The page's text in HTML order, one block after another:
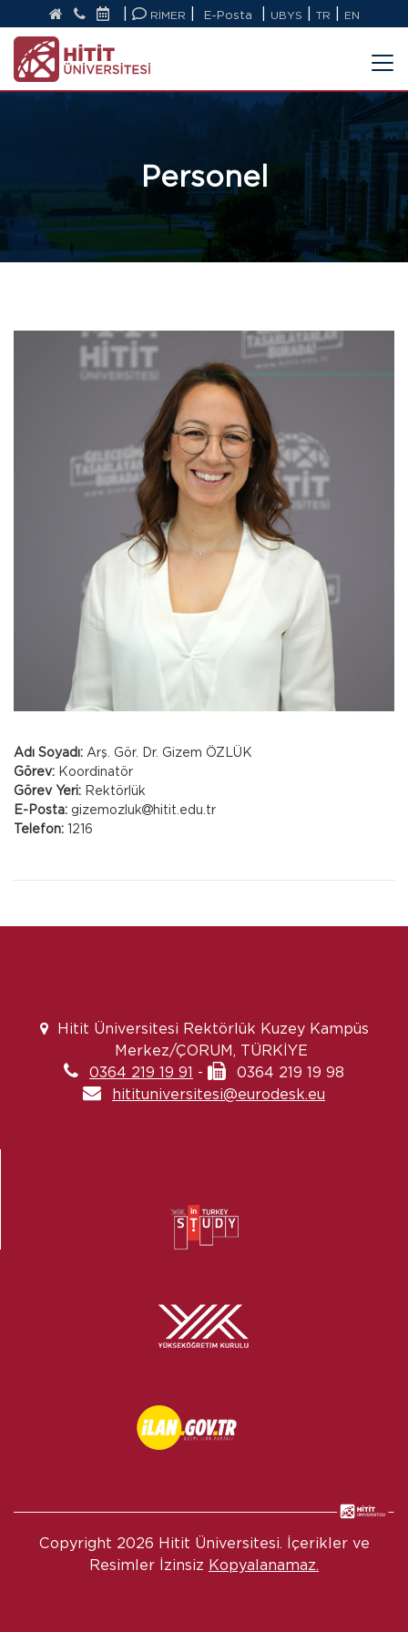
RİMER E-Posta UBYS TR EN
Personel
Adı Soyadı: Arş. Gör. Dr. Gizem ÖZLÜK
Görev: Koordinatör
Görev Yeri: Rektörlük
E-Posta: gizemozluk
hitit.edu.tr
Telefon: 1216
Hitit Üniversitesi Rektörlük Kuzey Kampüs
Merkez/ÇORUM, TÜRKİYE
0364 219 19 91 -
0364 219 19 98
hitituniversitesi@eurodesk.eu
Copyright 2026 Hitit Üniversitesi. İçerikler ve
Resimler İzinsiz Kopyalanamaz.